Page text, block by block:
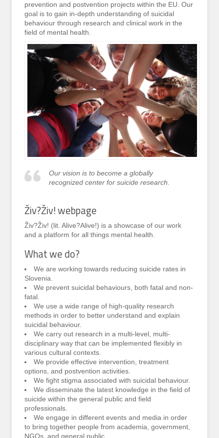
prevention and postvention projects within the EU. Our
goal is to gain in-depth understanding of suicidal
behaviour through research and clinical work in the
field of mental health.
Our vision is to become a globally
recognized center for suicide research.
Živ?Živ! webpage
Živ?Živ! (lit. Alive?Alive!) is a showcase of our work
and a platform for all things mental health.
What we do?
We are working towards reducing suicide rates in
Slovenia.
We prevent suicidal behaviours, both fatal and non-
fatal.
We use a wide range of high-quality research
methods in order to better understand and explain
suicidal behaviour.
We carry out research in a multi-level, multi-
disciplinary way that can be implemented flexibly in
various cultural contexts.
We provide effective intervention, treatment
options, and postvention activities.
We fight stigma associated with suicidal behaviour.
We disseminate the latest knowledge in the field of
suicide within the general public and field
professionals.
We engage in different events and media in order
to bring together people from academia, government,
NGOs, and general public.